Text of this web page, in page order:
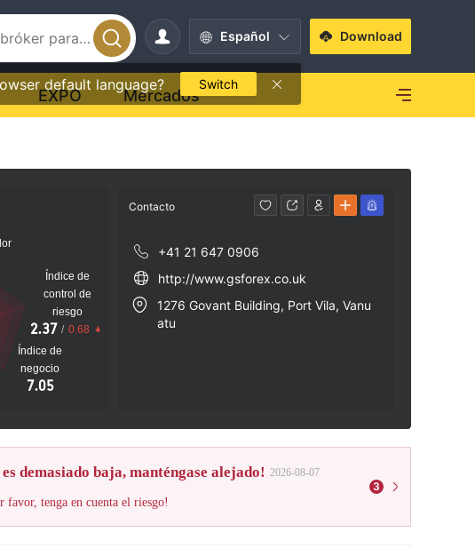
Español
default language? Switch
Download
EXPO Mercados
Índice de
negocio
7.05
Índice de
control de
riesgo
2.37 / 0.68
Contacto
+41 21 647 0906
http://www.gsforex.co.uk
1276 Govant Building, Port Vila, Vanu
atu
demasiado baja, manténgase alejado! 2026-08-07
favor, tenga en cuenta el riesgo!
3